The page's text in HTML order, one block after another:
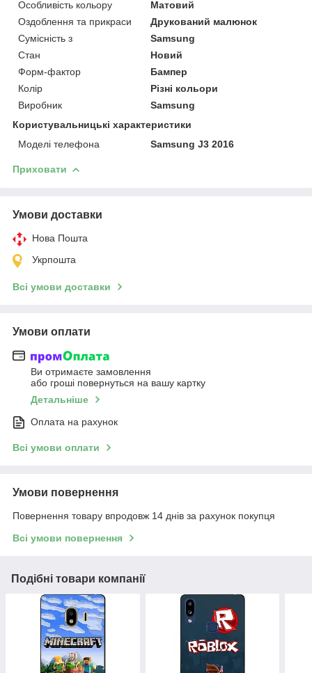
Особливість кольору
Матовий
Оздоблення та прикраси
Друкований малюнок
Сумісність з
Samsung
Стан
Новий
Форм-фактор
Бампер
Колір
Різні кольори
Виробник
Samsung
Користувальницькі характеристики
Моделі телефона
Samsung J3 2016
Приховати
Умови доставки
Нова Пошта
Укрпошта
Всі умови доставки
Умови оплати
Ви отримаєте замовлення
або гроші повернуться на вашу картку
Детальніше
Оплата на рахунок
Всі умови оплати
Умови повернення
Повернення товару впродовж 14 днів за рахунок покупця
Всі умови повернення
Подібні товари компанії